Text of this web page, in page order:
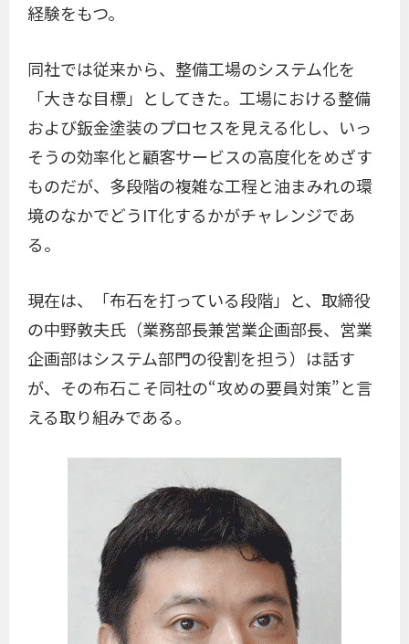
経験をもつ。
同社では従来から、整備工場のシステム化を
「大きな目標」としてきた。工場における整備
および鈑金塗装のプロセスを見える化し、いっ
そうの効率化と顧客サービスの高度化をめざす
ものだが、多段階の複雑な工程と油まみれの環
境のなかでどうIT化するかがチャレンジであ
る。
現在は、「布石を打っている段階」と、取締役
の中野敦夫氏（業務部長兼営業企画部長、営業
企画部はシステム部門の役割を担う）は話す
が、その布石こそ同社の“攻めの要員対策”と言
える取り組みである。